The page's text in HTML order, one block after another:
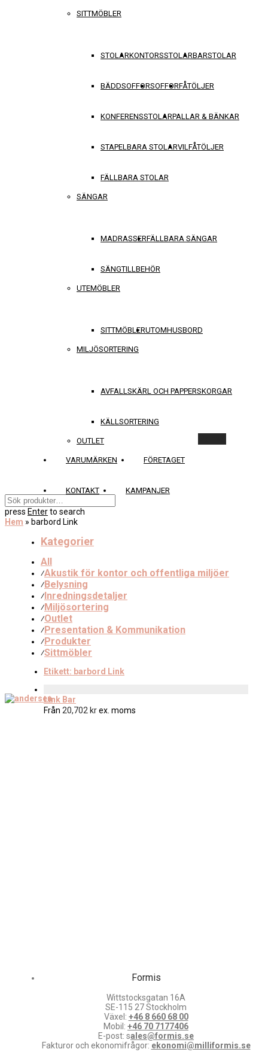
SITTMÖBLER
STOLARKONTORSSTOLARBARSTOLAR
BÄDDSOFFORSOFFORFÅTÖLJER
KONFERENSSTOLARPALLAR & BÄNKAR
STAPELBARA STOLARVILFÅTÖLJER
FÄLLBARA STOLAR
SÄNGAR
MADRASSERFÄLLBARA SÄNGAR
SÄNGTILLBEHÖR
UTEMÖBLER
SITTMÖBLERUTOMHUSBORD
MILJÖSORTERING
AVFALLSKÄRL OCH PAPPERSKORGAR
KÄLLSORTERING
OUTLET
VARUMÄRKEN FÖRETAGET
KONTAKT KAMPANJER
press Enterto search
Hem » barbord Link
Kategorier
All
⁄Akustik för kontor och offentliga miljöer
⁄Belysning
⁄Inredningsdetaljer
⁄Miljösortering
⁄Outlet
⁄Presentation & Kommunikation
⁄Produkter
⁄Sittmöbler
Etikett: barbord Link
Link Bar
Från 20,702 krex. moms
Formis
Wittstocksgatan 16A
SE-115 27 Stockholm
Växel: +46 8 660 68 00
Mobil: +46 70 7177406
E-post: sales@formis.se
Fakturor och ekonomifrågor: ekonomi@milliformis.se